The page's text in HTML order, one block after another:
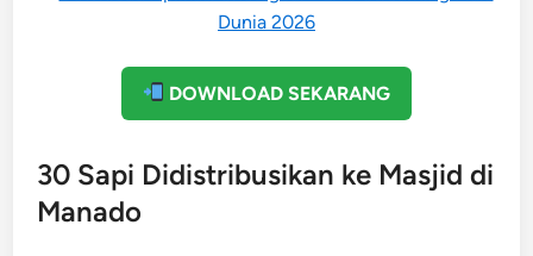
DOWNLOAD SEKARANG
30 Sapi Didistribusikan ke Masjid di
Manado